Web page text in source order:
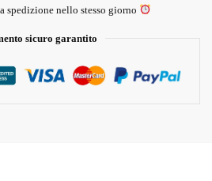
spedizione nello stesso giorno
sicuro garantito